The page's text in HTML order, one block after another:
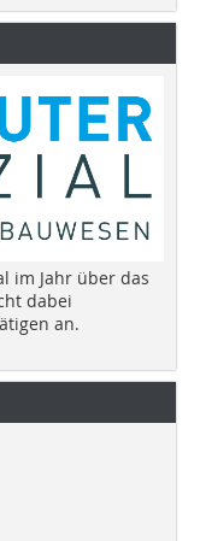
im Jahr über das
dabei
an.